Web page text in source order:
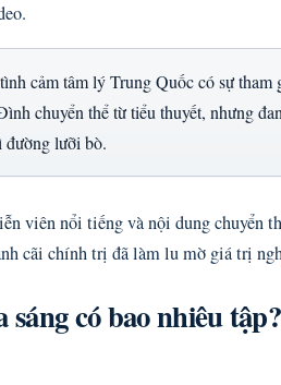
cảm tâm lý Trung Quốc có sự tham
chuyển thể từ tiểu thuyết, nhưng
đường lưỡi bò.
viên nổi tiếng và nội dung chuyển
cãi chính trị đã làm lu mờ giá trị
sáng có bao nhiêu tập?